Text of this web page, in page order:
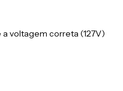
voltagem correta (127V)